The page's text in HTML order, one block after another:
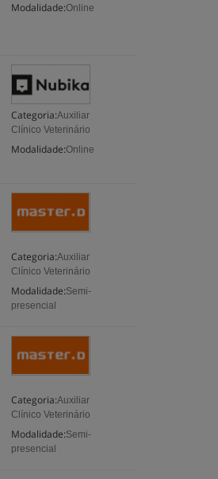
Modalidade:Online
Categoria:Auxiliar
Clínico Veterinário
Modalidade:Online
Categoria:Auxiliar
Clínico Veterinário
Modalidade:Semi-
presencial
Categoria:Auxiliar
Clínico Veterinário
Modalidade:Semi-
presencial